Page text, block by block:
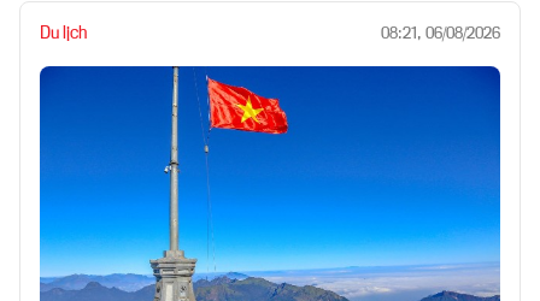
Du lịch 08:21, 06/08/2026